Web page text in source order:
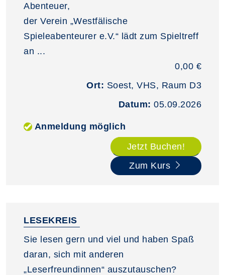
Abenteuer,
der Verein „Westfälische
Spieleabenteurer e.V.“ lädt zum Spieltreff
an ...
0,00 €
Ort: Soest, VHS, Raum D3
Datum: 05.09.2026
Anmeldung möglich
Jetzt Buchen!
Zum Kurs
LESEKREIS
Sie lesen gern und viel und haben Spaß
daran, sich mit anderen
„Leserfreundinnen“ auszutauschen?